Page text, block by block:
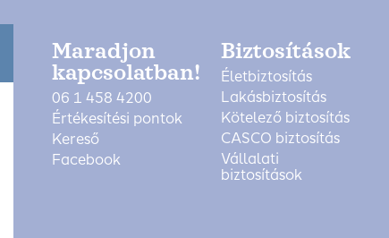
Maradjon
kapcsolatban!
06 1 458 4200
Értékesítési pontok
Kereső
Facebook
Biztosítások
Életbiztosítás
Lakásbiztosítás
Kötelező biztosítás
CASCO biztosítás
Vállalati
biztosítások